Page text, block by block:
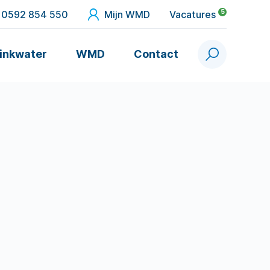
0592 854 550 Mijn WMD Vacatures 5
WMD Contact Zoek